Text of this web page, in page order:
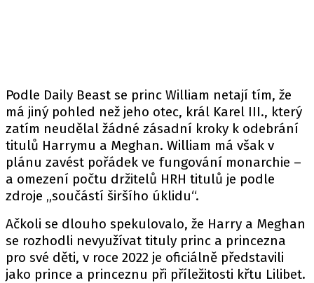
Podle Daily Beast se princ William netají tím, že
má jiný pohled než jeho otec, král Karel III., který
zatím neudělal žádné zásadní kroky k odebrání
titulů Harrymu a Meghan. William má však v
plánu zavést pořádek ve fungování monarchie –
a omezení počtu držitelů HRH titulů je podle
zdroje „součástí širšího úklidu“.
Ačkoli se dlouho spekulovalo, že Harry a Meghan
se rozhodli nevyužívat tituly princ a princezna
pro své děti, v roce 2022 je oficiálně představili
jako prince a princeznu při příležitosti křtu Lilibet.